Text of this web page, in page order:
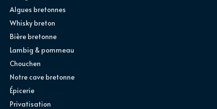
Algues bretonnes
Whisky breton
Bière bretonne
Lambig & pommeau
Chouchen
Notre cave bretonne
Épicerie
Privatisation